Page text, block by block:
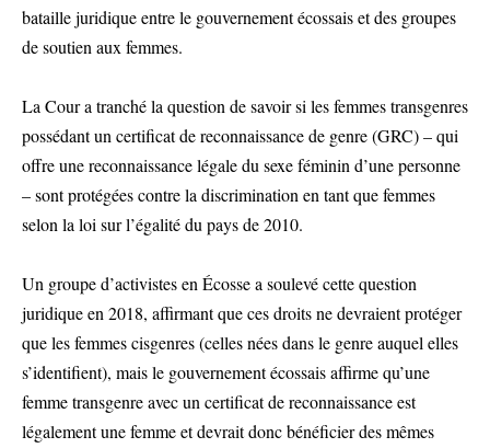
bataille juridique entre le gouvernement écossais et des groupes
de soutien aux femmes.
La Cour a tranché la question de savoir si les femmes transgenres
possédant un certificat de reconnaissance de genre (GRC) – qui
offre une reconnaissance légale du sexe féminin d’une personne
– sont protégées contre la discrimination en tant que femmes
selon la loi sur l’égalité du pays de 2010.
Un groupe d’activistes en Écosse a soulevé cette question
juridique en 2018, affirmant que ces droits ne devraient protéger
que les femmes cisgenres (celles nées dans le genre auquel elles
s’identifient), mais le gouvernement écossais affirme qu’une
femme transgenre avec un certificat de reconnaissance est
légalement une femme et devrait donc bénéficier des mêmes